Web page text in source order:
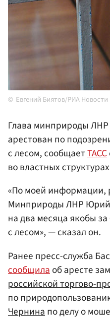
Евгений Биятов/РИА Новости
Глава минприроды ЛНР
арестован по
с лесом, сообщаетТАСС
во властных
«По моей информации,
Минприроды ЛНР Юрий
на два месяца якобы
с лесом», — сказал он.
Ранее пресс-служба
сообщила об аресте
российской торгово-
по
Чернина по делу о